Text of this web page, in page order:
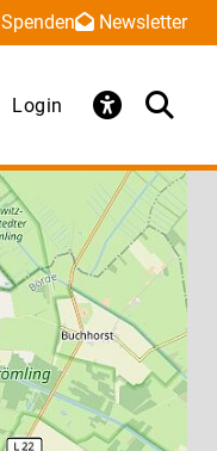
Spenden Newsletter
Login